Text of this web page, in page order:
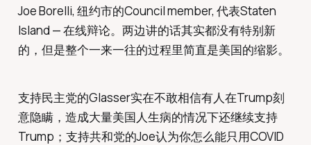
Joe Borelli, 纽约市的Council member, 代表Staten
Island — 在线辩论。两边讲的话其实都没有特别新
的，但是整个一来一往的过程里简直是美国的缩影。
支持民主党的Glasser实在不敢相信有人在Trump刻
意隐瞒，造成大量美国人生病的情况下还继续支持
Trump；支持共和党的Joe认为你怎么能只用COVID